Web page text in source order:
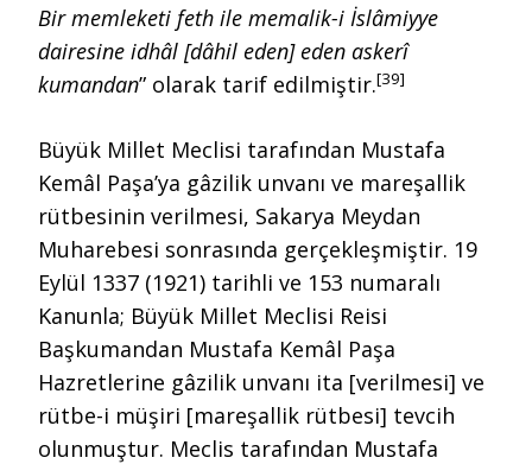
Bir memleketi feth ile memalik-i İslâmiyye
dairesine idhâl [dâhil eden] eden askerî
kumandan” olarak tarif edilmiştir.[39]
Büyük Millet Meclisi tarafından Mustafa
Kemâl Paşa’ya gâzilik unvanı ve mareşallik
rütbesinin verilmesi, Sakarya Meydan
Muharebesi sonrasında gerçekleşmiştir. 19
Eylül 1337 (1921) tarihli ve 153 numaralı
Kanunla; Büyük Millet Meclisi Reisi
Başkumandan Mustafa Kemâl Paşa
Hazretlerine gâzilik unvanı ita [verilmesi] ve
rütbe-i müşiri [mareşallik rütbesi] tevcih
olunmuştur. Meclis tarafından Mustafa